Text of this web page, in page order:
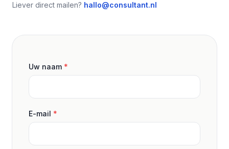
Liever direct mailen? hallo@consultant.nl
Uw naam *
E-mail *